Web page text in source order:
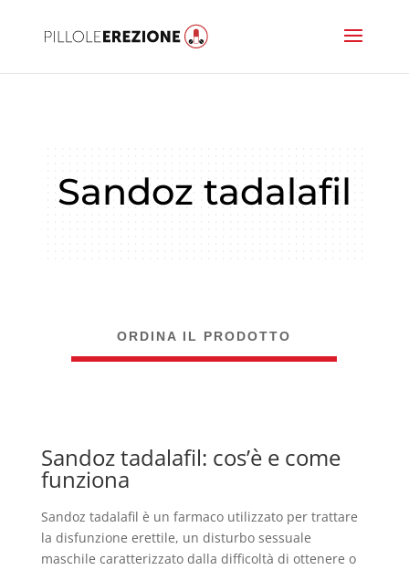
Sandoz tadalafil
ORDINA IL PRODOTTO
Sandoz tadalafil: cos’è e come
funziona
Sandoz tadalafil è un farmaco utilizzato per trattare
la disfunzione erettile, un disturbo sessuale
maschile caratterizzato dalla difficoltà di ottenere o